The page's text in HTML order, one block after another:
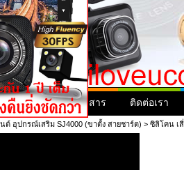
ค้ามาใหม่ ข่าวสาร ติดต่อเรา
ต์ อุปกรณ์เสริม SJ4000 (ขาตั้ง สายชาร์ต) > ซิลิโคน เ